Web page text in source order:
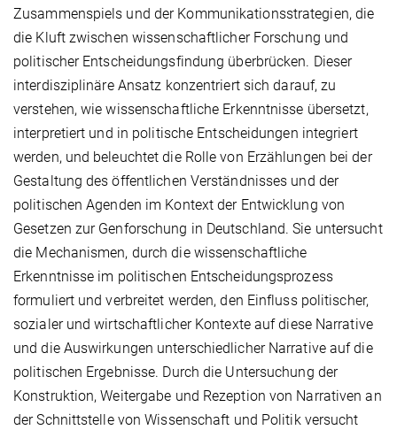
Zusammenspiels und der Kommunikationsstrategien, die
die Kluft zwischen wissenschaftlicher Forschung und
politischer Entscheidungsfindung überbrücken. Dieser
interdisziplinäre Ansatz konzentriert sich darauf, zu
verstehen, wie wissenschaftliche Erkenntnisse übersetzt,
interpretiert und in politische Entscheidungen integriert
werden, und beleuchtet die Rolle von Erzählungen bei der
Gestaltung des öffentlichen Verständnisses und der
politischen Agenden im Kontext der Entwicklung von
Gesetzen zur Genforschung in Deutschland. Sie untersucht
die Mechanismen, durch die wissenschaftliche
Erkenntnisse im politischen Entscheidungsprozess
formuliert und verbreitet werden, den Einfluss politischer,
sozialer und wirtschaftlicher Kontexte auf diese Narrative
und die Auswirkungen unterschiedlicher Narrative auf die
politischen Ergebnisse. Durch die Untersuchung der
Konstruktion, Weitergabe und Rezeption von Narrativen an
der Schnittstelle von Wissenschaft und Politik versucht